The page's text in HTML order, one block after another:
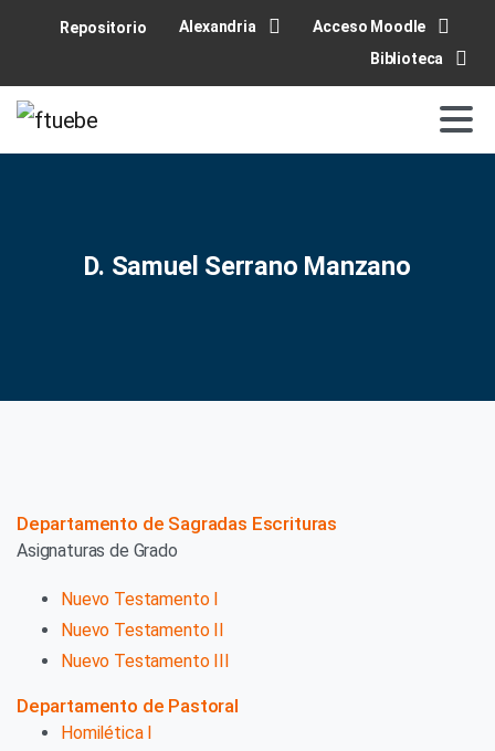
Repositorio Alexandria
Acceso Moodle
Biblioteca
D. Samuel Serrano Manzano
Departamento de Sagradas Escrituras
Asignaturas de Grado
Nuevo Testamento I
Nuevo Testamento II
Nuevo Testamento III
Departamento de Pastoral
Homilética I